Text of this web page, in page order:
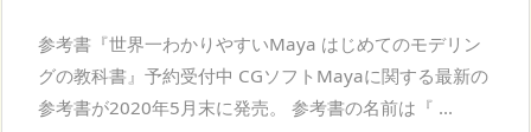
参考書『世界一わかりやすいMaya はじめてのモデリン
グの教科書』予約受付中 CGソフトMayaに関する最新の
参考書が2020年5月末に発売。 参考書の名前は『 ...